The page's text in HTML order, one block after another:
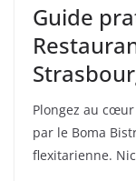
Guide
Plongez au
par le Boma
flexitarienne.